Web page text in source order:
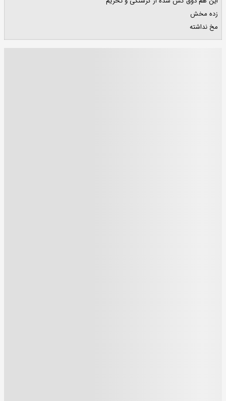
زده مخش
مخ نداشته